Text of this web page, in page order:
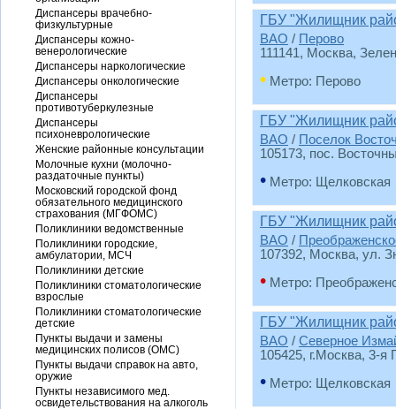
ГБУ "Жилищник
ВАО / Перово
111141, Москва,
• Метро: Перово
ГБУ "Жилищник
ВАО / Поселок
105173, пос.
• Метро: Щелковская
ГБУ "Жилищник
ВАО /
107392, Москва, ул.
• Метро:
ГБУ "Жилищник
ВАО / Северное
105425, г.Москва, 3-я
• Метро: Щелковская
Диспансеры врачебно-
физкультурные
Диспансеры кожно-
венерологические
Диспансеры наркологические
Диспансеры онкологические
Диспансеры
противотуберкулезные
Диспансеры
психоневрологические
Женские районные консультации
Молочные кухни (молочно-
раздаточные пункты)
Московский городской фонд
обязательного медицинского
страхования (МГФОМС)
Поликлиники ведомственные
Поликлиники городские,
амбулатории, МСЧ
Поликлиники детские
Поликлиники стоматологические
взрослые
Поликлиники стоматологические
детские
Пункты выдачи и замены
медицинских полисов (ОМС)
Пункты выдачи справок на авто,
оружие
Пункты независимого мед.
освидетельствования на алкоголь